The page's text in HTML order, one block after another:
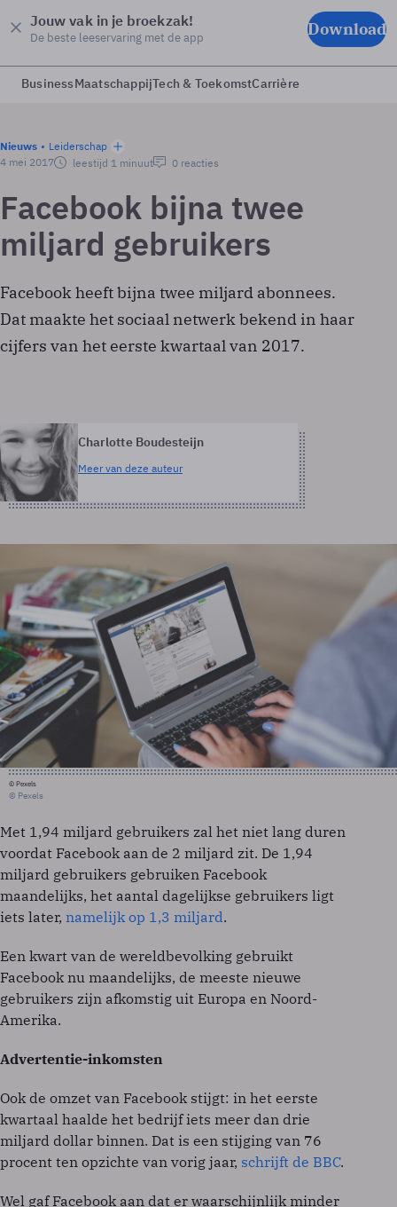
Jouw vak in je broekzak!
De beste leeservaring met de app Download
BusinessMaatschappijTech & ToekomstCarrière
Nieuws
Leiderschap
4 mei 2017
leestijd 1 minuut 0 reacties
Facebook bijna twee
miljard gebruikers
Facebook heeft bijna twee miljard abonnees.
Dat maakte het sociaal netwerk bekend in haar
cijfers van het eerste kwartaal van 2017.
Charlotte Boudesteijn
Meer van deze auteur
© Pexels
© Pexels
Met 1,94 miljard gebruikers zal het niet lang duren
voordat Facebook aan de 2 miljard zit. De 1,94
miljard gebruikers gebruiken Facebook
maandelijks, het aantal dagelijkse gebruikers ligt
iets later, namelijk op 1,3 miljard.
Een kwart van de wereldbevolking gebruikt
Facebook nu maandelijks, de meeste nieuwe
gebruikers zijn afkomstig uit Europa en Noord-
Amerika.
Advertentie-inkomsten
Ook de omzet van Facebook stijgt: in het eerste
kwartaal haalde het bedrijf iets meer dan drie
miljard dollar binnen. Dat is een stijging van 76
procent ten opzichte van vorig jaar, schrijft de BBC.
Wel gaf Facebook aan dat er waarschijnlijk minder